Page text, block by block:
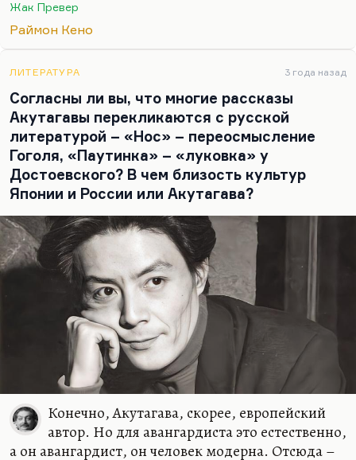
Раймон Кено – гениальный поэт-абсурдист. Я
Раймон Кено. Превер более демократичен, более
кудиновских переводах – уточненный,
язвительный, тончайший автор. Опережаю
вопрос, а…
Жак Превер
Раймон Кено
ЛИТЕРАТУРА 3 года назад
Согласны ли вы, что многие рассказы
Акутагавы перекликаются с русской
литературой – «Нос» – переосмысление
Гоголя, «Паутинка» – «луковка» у
Достоевского? В чем близость культур
Японии и России или Акутагава?
Конечно, Акутагава, скорее, европейский
автор. Но для авангардиста это естественно,
а он авангардист, он человек модерна. Отсюда –